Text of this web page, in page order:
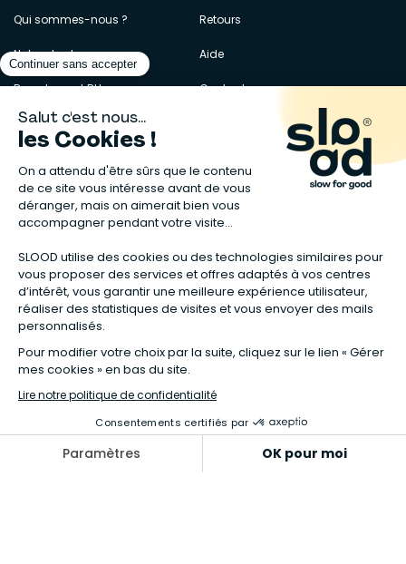
Qui sommes-nous ?
Notre charte
Recrutement RH
Vendre sur Slood
Retours
Aide
Contact
Donnez-nous votre avis !
Un peu de juridique
Mentions légales
Conditions générales
Garanties légales
Données personnelles
Gérer mes cookies
Accessibilité : non conforme